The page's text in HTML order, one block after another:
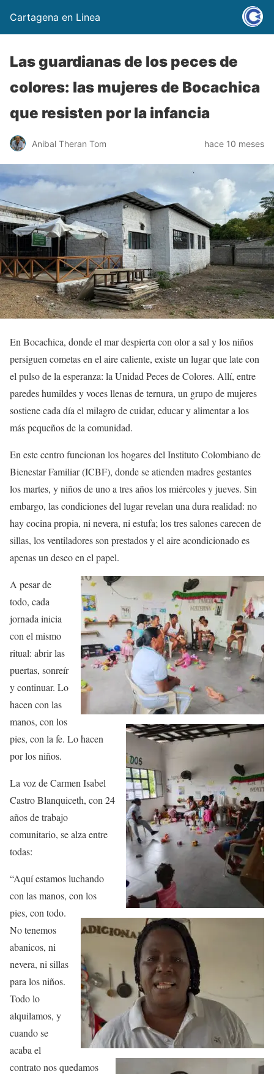
Cartagena en Linea
Las guardianas de los peces de
colores: las mujeres de Bocachica
que resisten por la infancia
Anibal Theran Tom hace 10 meses
En Bocachica, donde el mar despierta con olor a sal y los niños
persiguen cometas en el aire caliente, existe un lugar que late con
el pulso de la esperanza: la Unidad Peces de Colores. Allí, entre
paredes humildes y voces llenas de ternura, un grupo de mujeres
sostiene cada día el milagro de cuidar, educar y alimentar a los
más pequeños de la comunidad.
En este centro funcionan los hogares del Instituto Colombiano de
Bienestar Familiar (ICBF), donde se atienden madres gestantes
los martes, y niños de uno a tres años los miércoles y jueves. Sin
embargo, las condiciones del lugar revelan una dura realidad: no
hay cocina propia, ni nevera, ni estufa; los tres salones carecen de
sillas, los ventiladores son prestados y el aire acondicionado es
apenas un deseo en el papel.
A pesar de
todo, cada
jornada inicia
con el mismo
ritual: abrir las
puertas, sonreír
y continuar. Lo
hacen con las
manos, con los
pies, con la fe. Lo hacen
por los niños.
La voz deCarmen Isabel
Castro Blanquiceth, con 24
años de trabajo
comunitario, se alza entre
todas:
“Aquí estamos luchando
con las manos, con los
pies, con todo.
No tenemos
abanicos, ni
nevera, ni sillas
para los niños.
Todo lo
alquilamos, y
cuando se
acaba el
contrato nos quedamos